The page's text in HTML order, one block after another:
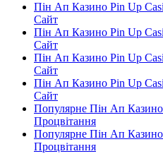
Пін Ап Казино Pin Up
Сайт
Пін Ап Казино Pin Up
Сайт
Пін Ап Казино Pin Up
Сайт
Пін Ап Казино Pin Up
Сайт
Популярне Пін Ап Казино
Процвітання
Популярне Пін Ап Казино
Процвітання